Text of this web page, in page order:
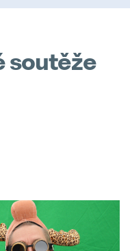
soutěže